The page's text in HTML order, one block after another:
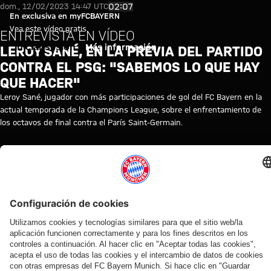
Leroy Sané, en la previa del
Reproducir vídeo
En exclusiva en myFCBAYERN
Vea este vídeo gratis
Iniciar sesión Más información
dom., 12/02/2023 14:47 UTC02:07
ENTREVISTA EN VÍDEO
LEROY SANÉ, EN LA PREVIA DEL PARTIDO
CONTRA EL PSG: "SABEMOS LO QUE HAY
QUE HACER"
Leroy Sané, jugador con más participaciones de gol del FC Bayern en la
actual temporada de la Champions League, sobre el enfrentamiento de
los octavos de final contra el París Saint-Germain.
TEMAS DE ESTE VÍDEO
VÍDEOS RELACIONADOS
Vídeo
FOOTBALL
SUMMIT
mejores
momentos
del partido
Vídeo
VÍDEO
Manuel
Neuer
hace
balance
del
Vídeo
VÍDEO
La
rueda
prensa
tras el
Vídeo
Entrevista
SUMMER
TOUR
diferido:
Rueda
de
Vídeo
Así fue el
último
entrenamiento
antes del
partido contra
Vídeo
DIFERIDO
La rueda
prensa
del Audi
Football
ENTRE
BASTIDORES
Así vivió el
FC Bayern
sus cuatro
días en Jeju
Jonas
Urbig,
ante
los
medios